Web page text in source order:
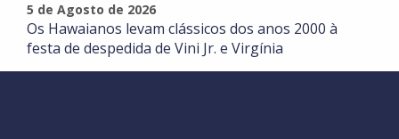
5 de Agosto de 2026
Os Hawaianos levam clássicos dos anos 2000 à
festa de despedida de Vini Jr. e Virgínia